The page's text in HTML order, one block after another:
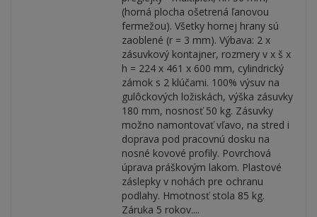
(horná plocha ošetrená ľanovou
fermežou). Všetky hornej hrany sú
zaoblené (r = 3 mm). Výbava: 2 x
zásuvkový kontajner, rozmery v x š x
h = 224 x 461 x 600 mm, cylindrický
zámok s 2 klúčami. 100% výsuv na
gulôckových ložiskách, výška zásuvky
180 mm, nosnosť 50 kg. Zásuvky
možno namontovať vľavo, na stred i
doprava pod pracovnú dosku na
nosné kovové profily. Povrchová
úprava práškovým lakom. Plastové
záslepky v nohách pre ochranu
podlahy. Hmotnosť stola 85 kg.
Záruka 5 rokov....